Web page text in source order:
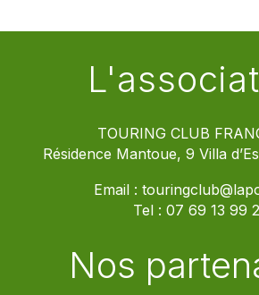
TOURING CLUB
Résidence Mantoue, 9 Villa
Email :
Tel : 07 69 13 99
Nos